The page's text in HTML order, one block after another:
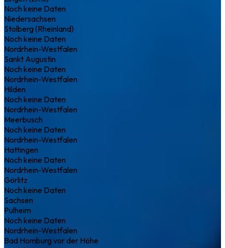
Noch keine Daten
Niedersachsen
Stolberg (Rheinland)
Noch keine Daten
Nordrhein-Westfalen
Sankt Augustin
Noch keine Daten
Nordrhein-Westfalen
Hilden
Noch keine Daten
Nordrhein-Westfalen
Meerbusch
Noch keine Daten
Nordrhein-Westfalen
Hattingen
Noch keine Daten
Nordrhein-Westfalen
Görlitz
Noch keine Daten
Sachsen
Pulheim
Noch keine Daten
Nordrhein-Westfalen
Bad Homburg vor der Höhe